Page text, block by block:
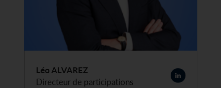
Léo ALVAREZ
Directeur de participations